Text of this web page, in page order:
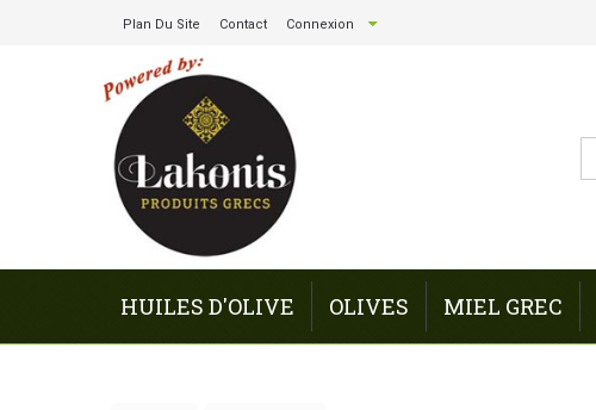
Contact
Plan Du Site Connexion
HUILES D'OLIVE OLIVES MIEL GREC